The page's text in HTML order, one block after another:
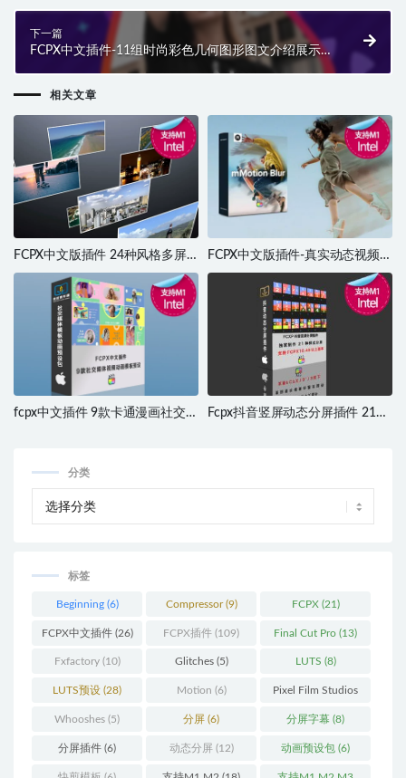
下一篇
FCPX中文插件-11组时尚彩色几何图形图文介绍展示包
装 Geometric Slideshow
相关文章
FCPX中文版插件 24种风格多屏
照片墙或视频墙排列样式Video
Walls 2 支持M1 M2 M3
FCPX中文版插件-真实动态视频运
动模糊视觉特效插件 mMotion
fcpx中文插件 9款卡通漫画社交媒
Fcpx抖音竖屏动态分屏插件 21组
分类
标签
Beginning(6) Compressor(9) FCPX(21)
FCPX中文插件(26) FCPX插件 (109) Final Cut Pro (13)
Fxfactory(10) Glitches(5) LUTS (8)
LUTS预设 (28) Motion (6) Pixel Film Studios
(11)
Whooshes (5) 分屏 (6) 分屏字幕 (8)
分屏插件 (6) 动态分屏(12) 动画预设包 (6)